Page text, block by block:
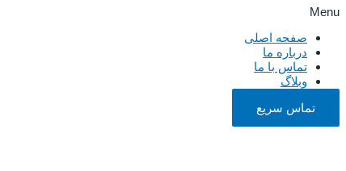
Menu
صفحه اصلی
درباره ما
تماس با ما
وبلاگ
تماس سریع